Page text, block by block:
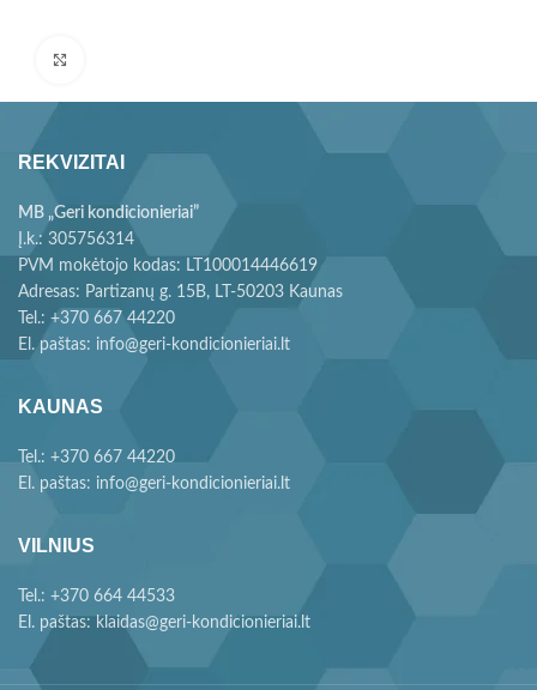
REKVIZITAI
MB „Geri kondicionieriai”
Į.k.: 305756314
PVM mokėtojo kodas: LT100014446619
Adresas: Partizanų g. 15B, LT-50203 Kaunas
Tel.: +370 667 44220
El. paštas: info@geri-kondicionieriai.lt
KAUNAS
Tel.: +370 667 44220
El. paštas: info@geri-kondicionieriai.lt
VILNIUS
Tel.: +370 664 44533
El. paštas: klaidas@geri-kondicionieriai.lt